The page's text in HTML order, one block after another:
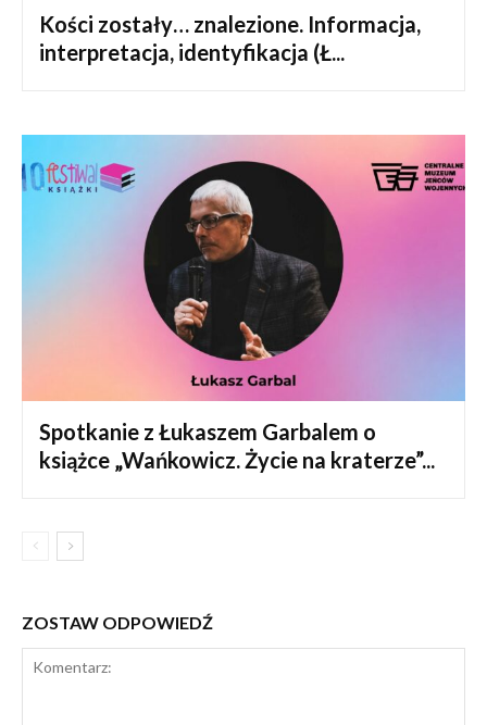
Kości zostały… znalezione. Informacja,
interpretacja, identyfikacja (Ł...
Spotkanie z Łukaszem Garbalem o
książce „Wańkowicz. Życie na kraterze”...
ZOSTAW ODPOWIEDŹ